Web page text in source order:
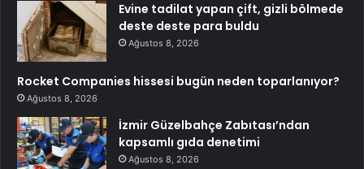
Evine tadilat yapan çift, gizli bölmede
deste deste para buldu
Ağustos 8, 2026
Rocket Companies hissesi bugün neden toparlanıyor?
Ağustos 8, 2026
İzmir Güzelbahçe Zabıtası’ndan
kapsamlı gıda denetimi
Ağustos 8, 2026